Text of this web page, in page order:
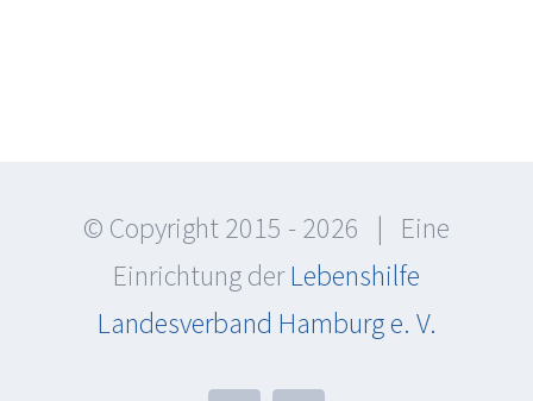
© Copyright 2015 -2026 | Eine
Einrichtung derLebenshilfe
Landesverband Hamburg e. V.